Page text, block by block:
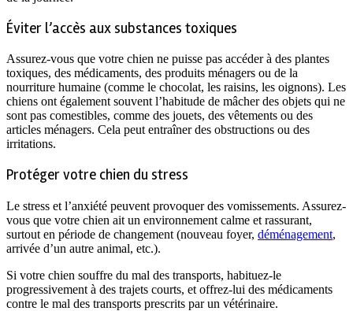
Éviter l’accès aux substances toxiques
Assurez-vous que votre chien ne puisse pas accéder à des plantes
toxiques, des médicaments, des produits ménagers ou de la
nourriture humaine (comme le chocolat, les raisins, les oignons). Les
chiens ont également souvent l’habitude de mâcher des objets qui ne
sont pas comestibles, comme des jouets, des vêtements ou des
articles ménagers. Cela peut entraîner des obstructions ou des
irritations.
Protéger votre chien du stress
Le stress et l’anxiété peuvent provoquer des vomissements. Assurez-
vous que votre chien ait un environnement calme et rassurant,
surtout en période de changement (nouveau foyer, déménagement,
arrivée d’un autre animal, etc.).
Si votre chien souffre du mal des transports, habituez-le
progressivement à des trajets courts, et offrez-lui des médicaments
contre le mal des transports prescrits par un vétérinaire.